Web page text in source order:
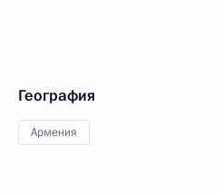
География
Армения